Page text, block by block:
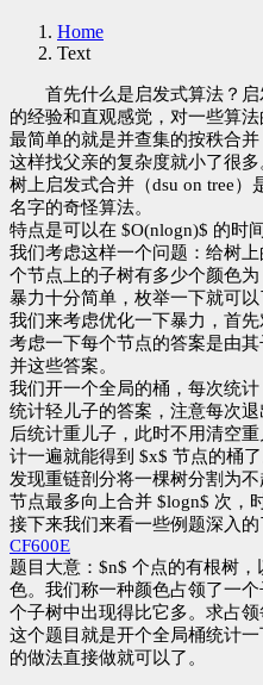
Home
Text
首先什么是启发式算法？
的经验和直观感觉，对一些算法
最简单的就是并查集的按秩合
这样找父亲的复杂度就小了很多
树上启发式合并（dsu on tree
名字的奇怪算法。
特点是可以在 $O(nlogn)$ 的时
我们考虑这样一个问题：给树
个节点上的子树有多少个颜色为
暴力十分简单，枚举一下就可以
我们来考虑优化一下暴力，首先
考虑一下每个节点的答案是由
并这些答案。
我们开一个全局的桶，每次统
统计轻儿子的答案，注意每次
后统计重儿子，此时不用清空
计一遍就能得到 $x$ 节点的桶了
发现重链剖分将一棵树分割为
节点最多向上合并 $logn$ 次，
接下来我们来看一些例题深入的
CF600E
题目大意：$n$ 个点的有根树
色。我们称一种颜色占领了一
个子树中出现得比它多。求占领
这个题目就是开个全局桶统计
的做法直接做就可以了。